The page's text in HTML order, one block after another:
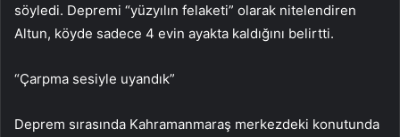
söyledi. Depremi “yüzyılın felaketi” olarak nitelendiren
Altun, köyde sadece 4 evin ayakta kaldığını belirtti.
“Çarpma sesiyle uyandık”
Deprem sırasında Kahramanmaraş merkezdeki konutunda